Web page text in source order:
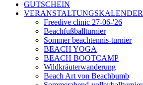
GUTSCHEIN
VERANSTALTUNGSKALENDER
Freedive clinic 27-06-'26
Beachfußballturnier
Sommer beachtennis-turnier
BEACH YOGA
BEACH BOOTCAMP
Wildkräuterwanderung
Beach Art von Beachbumb